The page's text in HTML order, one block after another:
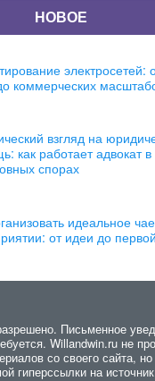
НОВОЕ
электросетей:
коммерческих
взгляд на
как работает адвокат в
спорах
идеальное
от идеи до
Письменное
Willandwin.ru не
со своего сайта,
гиперссылки на